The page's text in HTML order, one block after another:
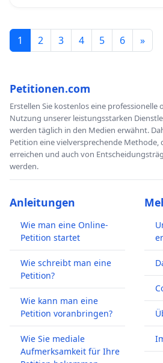
1 2 3 4 5 6 »
Petitionen.com
Erstellen Sie kostenlos eine professionelle
Nutzung unserer leistungsstarken
werden täglich in den Medien erwähnt.
Petition eine vielversprechende Methode,
erreichen und auch von
werden.
Anleitungen
Wie man eine Online-
Petition startet
Wie schreibt man eine
Petition?
Wie kann man eine
Petition voranbringen?
Wie Sie mediale
Aufmerksamkeit für Ihre